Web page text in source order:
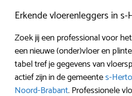
Erkende vloerenleggers in
Zoek jij een professional voor
een nieuwe (onder)vloer en
tabel tref je gegevens van
actief zijn in de gemeentes-
Noord-Brabant. Professionele